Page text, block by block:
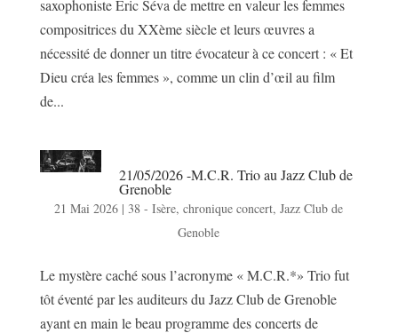
saxophoniste Eric Séva de mettre en valeur les femmes
compositrices du XXème siècle et leurs œuvres a
nécessité de donner un titre évocateur à ce concert : « Et
Dieu créa les femmes », comme un clin d’œil au film
de...
21/05/2026 -M.C.R. Trio au Jazz Club de
Grenoble
21 Mai 2026 |38 - Isère,chronique concert,Jazz Club de
Genoble
Le mystère caché sous l’acronyme « M.C.R.*» Trio fut
tôt éventé par les auditeurs du Jazz Club de Grenoble
ayant en main le beau programme des concerts de